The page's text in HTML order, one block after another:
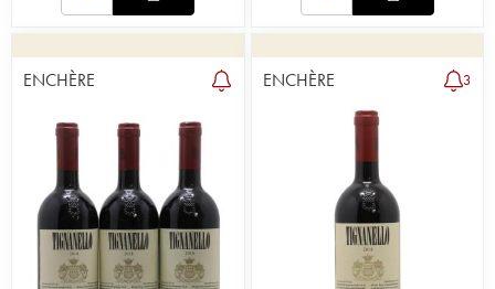
ENCHÈRE ENCHÈRE 3